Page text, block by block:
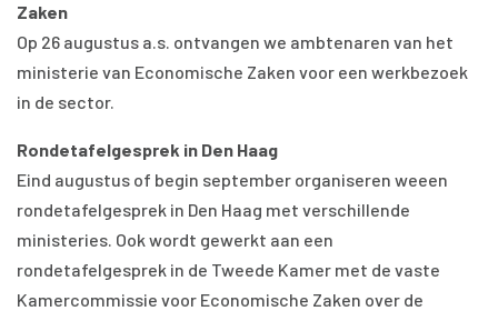
Zaken
Op 26 augustus a.s. ontvangen we ambtenaren van het
ministerie van Economische Zaken voor een werkbezoek
in de sector.
Rondetafelgesprek in Den Haag
Eind augustus of begin september organiseren weeen
rondetafelgesprek in Den Haag met verschillende
ministeries. Ook wordt gewerkt aan een
rondetafelgesprek in de Tweede Kamer met de vaste
Kamercommissie voor Economische Zaken over de